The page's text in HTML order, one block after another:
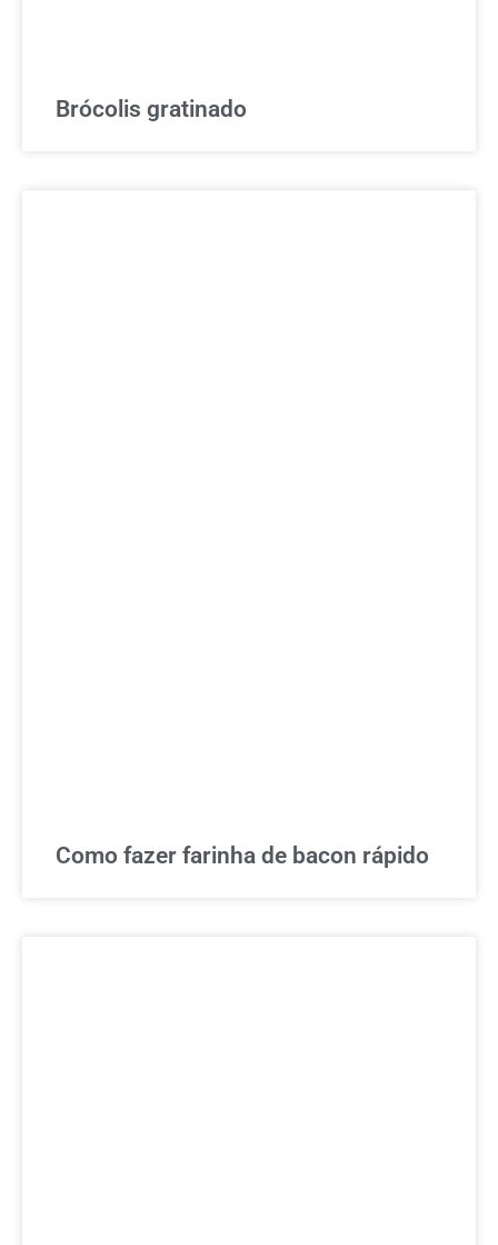
Brócolis gratinado
Como fazer farinha de bacon rápido